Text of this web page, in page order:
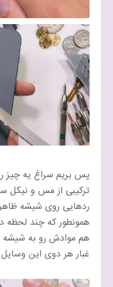
پس بریم سراغ یه چیز
ترکیبی از مس و نیکل
رد‌هایی روی شیشه ظاهر
همونطور که چند لحظه
هم موادش رو به شیشه
غبار هر دوی این